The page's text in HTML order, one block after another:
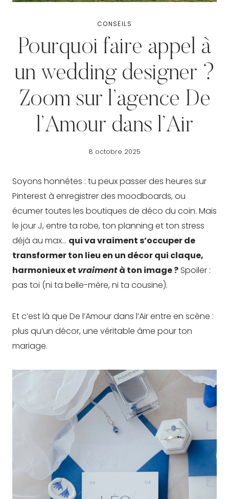
CONSEILS
Pourquoi faire appel à
un wedding designer ?
Zoom sur l’agence De
l’Amour dans l’Air
8 octobre 2025
Soyons honnêtes : tu peux passer des heures sur
Pinterest à enregistrer des moodboards, ou
écumer toutes les boutiques de déco du coin. Mais
le jour J, entre ta robe, ton planning et ton stress
déjà au max… qui va vraiment s’occuper de
transformer ton lieu en un décor qui claque,
harmonieux et vraimentà ton image ? Spoiler :
pas toi (ni ta belle-mère, ni ta cousine).
Et c’est là que De l’Amour dans l’Air entre en scène :
plus qu’un décor, une véritable âme pour ton
mariage.